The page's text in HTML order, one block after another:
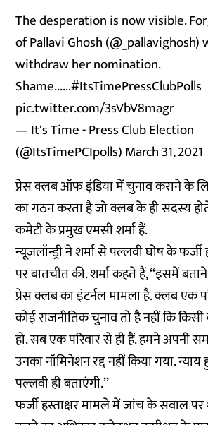
The desperation is now visible.
of Pallavi Ghosh (@_pallavighosh)
withdraw her nomination.
Shame......#ItsTimePressClubPolls
pic.twitter.com/3sVbV8magr
— It's Time - Press Club Election
(@ItsTimePCIpolls)March 31, 2021
प्रेस क्लब ऑफ इंडिया में चुनाव कराने के
का गठन करता है जो क्लब के ही सदस्य
कमेटी के प्रमुख एमसी शर्मा हैं.
न्यूजलॉन्ड्री ने शर्मा से पल्लवी घोष के
पर बातचीत की. शर्मा कहते हैं, ‘‘इसमें
प्रेस क्लब का इंटर्नल मामला है. क्लब एक
कोई राजनीतिक चुनाव तो है नहीं कि
हो. सब एक परिवार से ही हैं. हमने अपनी
उनका नॉमिनेशन रद्द नहीं किया गया.
पल्लवी ही बताएंगी.’’
फर्जी हस्ताक्षर मामले में जांच के सवाल पर